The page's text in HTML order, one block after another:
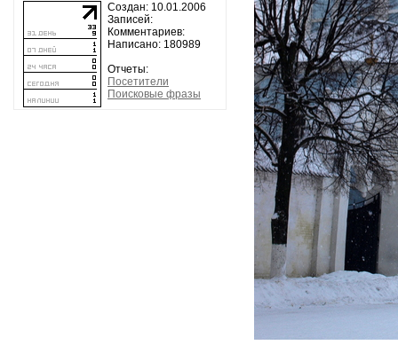
Создан: 10.01.2006
Записей:
Комментариев:
Написано: 180989
Отчеты:
Посетители
Поисковые фразы